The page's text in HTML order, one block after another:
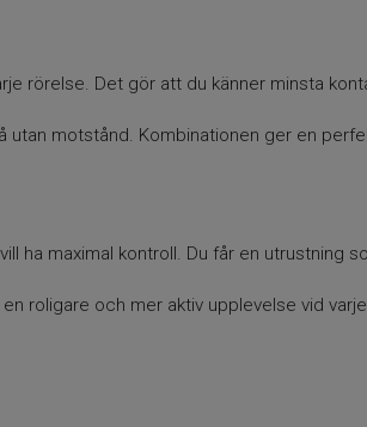
rörelse. Det gör att du känner minsta
motstånd. Kombinationen ger en
ha maximal kontroll. Du får en utrustning
roligare och mer aktiv upplevelse vid